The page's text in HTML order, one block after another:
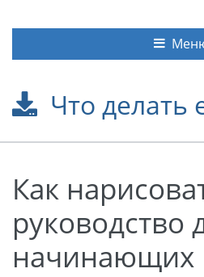
Что делать
Как
руководство
начинающих